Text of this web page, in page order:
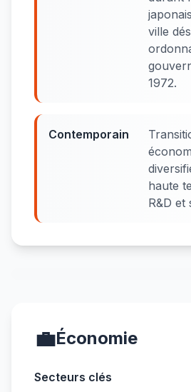
ville
1972.
Contemporain
haute
R&D et
💼Économie
Secteurs clés